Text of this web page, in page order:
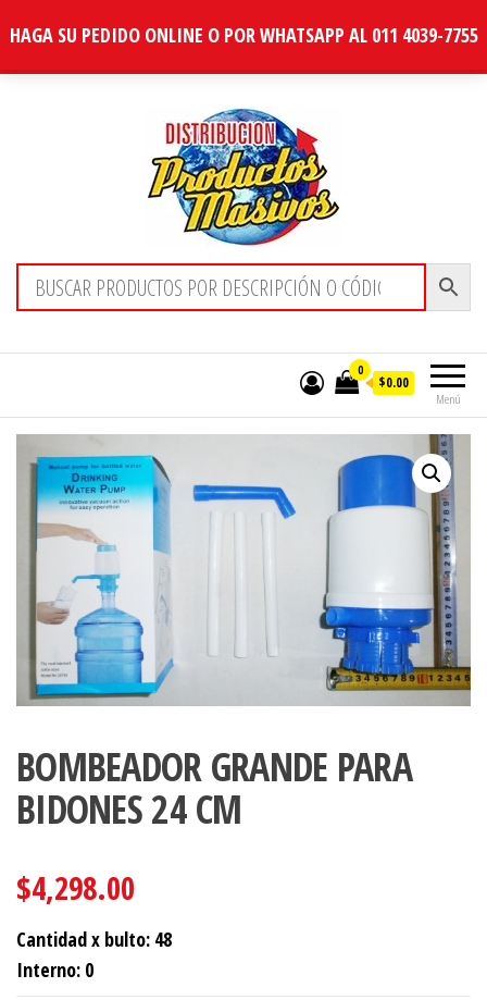
HAGA SU PEDIDO ONLINE O POR WHATSAPP AL 011 4039-7755
Distribucion Masiva
Menú
0
$0.00
BOMBEADOR GRANDE PARA
BIDONES 24 CM
$4,298.00
Cantidad x bulto: 48
Interno: 0